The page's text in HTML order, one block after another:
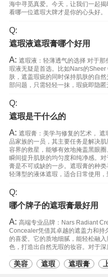
海中寻觅真爱。今天，让我们一起
看哪一位遮瑕大牌才是你的心头好。
Q:
遮瑕液遮瑕膏哪个好用
A: 遮瑕液：轻薄透气的选择 对于
瑕液无疑是首选。比如Nars的
肤，遮盖瑕疵的同时保持肌肤的自
部问题，只需轻轻一抹，瑕疵即隐
Q:
遮瑕是干什么的
A: 遮瑕膏：美学与修复的艺术，
品家族的一员，其主要任务是解决
容界的救星，能够有效地掩盖黑眼
瞬间提升肌肤的均匀度和纯净感。
膏是不可或缺的一步。遮瑕膏的种
轻薄型的液体遮瑕，适合日常使用
Q:
哪个牌子的遮瑕膏最好用
A: 高端专业品牌：Nars Radiant
Concealer凭借其卓越的遮盖力和持
的喜爱。它的质地细腻，能轻松融
色，打造出自然无瑕的妆容。对于深
美容 遮瑕 遮瑕膏